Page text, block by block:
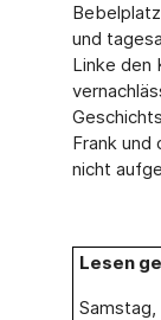
und
Linke den
Frank und
nicht
Lesen
Samstag,